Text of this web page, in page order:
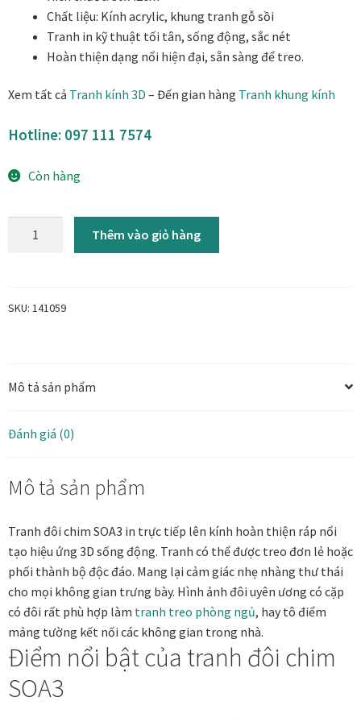
Danh Lam Collection
Điều Khoản Sử Dụng
Hoa Xuân – Tranh sơn mài hoa
Kim Mã – Tranh sơn mài dát vàng
Liên Diệp collection
Liên Hoa – Tranh hoa sen sơn mài
Saigon In Monochrome
Tranh ánh kim Collection
Tranh điêu khắc gỗ Collection
Tranh sơn mài Thư Pháp
Trống Đồng Collection
Viên Dung Collection
Vũ khúc thiên nga Collection
Wheels of Time
Tranh chim sếu nghệ thuật
Chất liệu: Kính acrylic, khung tranh gỗ sồi
Tranh in kỹ thuật tối tân, sống động, sắc nét
Hoàn thiện dạng nổi hiện đại, sẵn sàng để treo.
Xem tất cả Tranh kính 3D – Đến gian hàng Tranh khung kính
Hotline: 097 111 7574
Còn hàng
-
hiệu
3D
Thêm vào giỏ hàng
SKU: 141059
Mô tả sản phẩm
Đánh giá (0)
Mô tả sản phẩm
Tranh đôi chim SOA3 in trực tiếp lên kính hoàn thiện ráp nổi
tạo hiệu ứng 3D sống động. Tranh có thể được treo đơn lẻ hoặc
phối thành bộ độc đáo. Mang lại cảm giác nhẹ nhàng thư thái
cho mọi không gian trưng bày. Hình ảnh đôi uyên ương có cặp
có đôi rất phù hợp làm tranh treo phòng ngủ, hay tô điểm
mảng tường kết nối các không gian trong nhà.
Điểm nổi bật của tranh đôi chim
SOA3